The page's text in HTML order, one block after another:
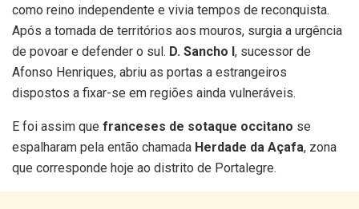
como reino independente e vivia tempos de reconquista.
Após a tomada de territórios aos mouros, surgia a urgência
de povoar e defender o sul. D. Sancho I, sucessor de
Afonso Henriques, abriu as portas a estrangeiros
dispostos a fixar-se em regiões ainda vulneráveis.
E foi assim que franceses de sotaque occitano se
espalharam pela então chamada Herdade da Açafa, zona
que corresponde hoje ao distrito de Portalegre.